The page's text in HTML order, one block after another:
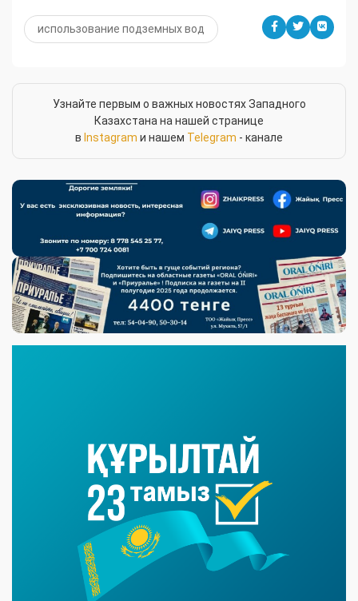
использование подземных вод
Узнайте первым о важных новостях Западного
Казахстана на нашей странице
в Instagram и нашем Telegram - канале